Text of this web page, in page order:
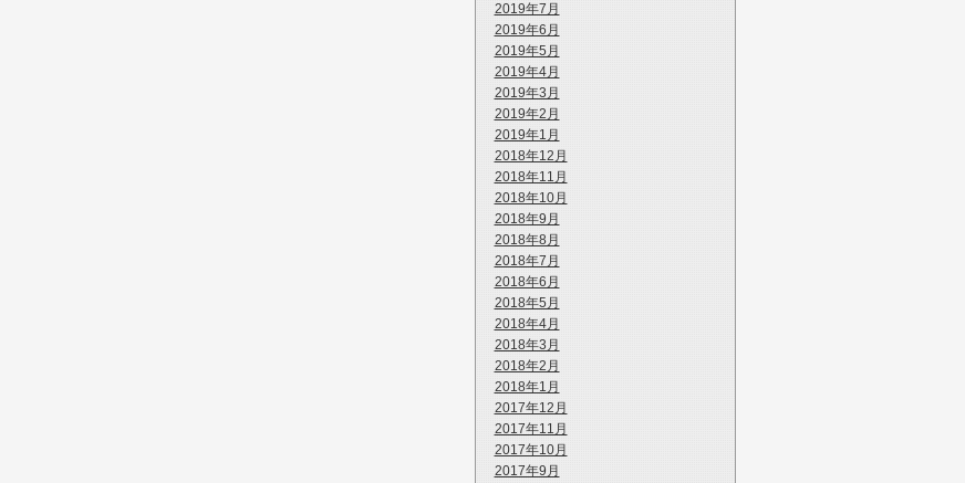
2019年7月
2019年6月
2019年5月
2019年4月
2019年3月
2019年2月
2019年1月
2018年12月
2018年11月
2018年10月
2018年9月
2018年8月
2018年7月
2018年6月
2018年5月
2018年4月
2018年3月
2018年2月
2018年1月
2017年12月
2017年11月
2017年10月
2017年9月